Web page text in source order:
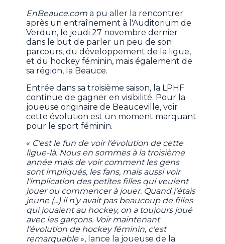
EnBeauce.com a pu aller la rencontrer
après un entraînement à l'Auditorium de
Verdun, le jeudi 27 novembre dernier
dans le but de parler un peu de son
parcours, du développement de la ligue,
et du hockey féminin, mais également de
sa région, la Beauce.
Entrée dans sa troisième saison, la LPHF
continue de gagner en visibilité. Pour la
joueuse originaire de Beauceville, voir
cette évolution est un moment marquant
pour le sport féminin.
« C'est le fun de voir l'évolution de cette
ligue-là. Nous en sommes à la troisième
année mais de voir comment les gens
sont impliqués, les fans, mais aussi voir
l'implication des petites filles qui veulent
jouer ou commencer à jouer. Quand j'étais
jeune (...) il n'y avait pas beaucoup de filles
qui jouaient au hockey, on a toujours joué
avec les garçons. Voir maintenant
l'évolution de hockey féminin, c'est
remarquable», lance la joueuse de la